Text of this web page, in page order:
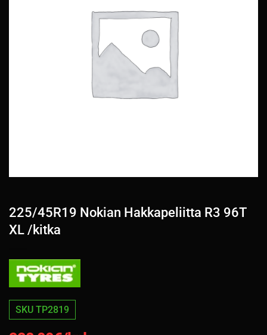
225/45R19 Nokian Hakkapeliitta R3 96T
XL /kitka
SKU TP2819